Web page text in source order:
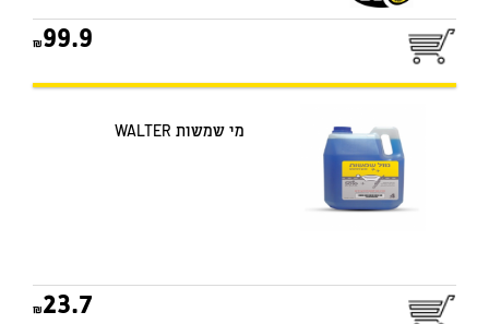
99.9
מי שמשות WALTER
23.7